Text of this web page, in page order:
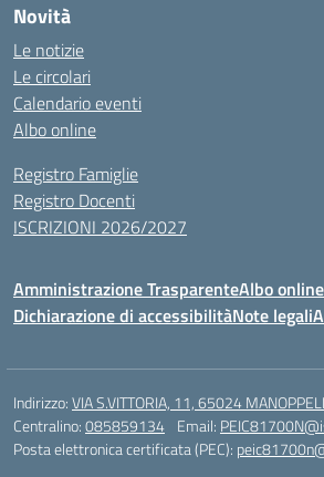
Novità
Le notizie
Le circolari
Calendario eventi
Albo online
Registro Famiglie
Registro Docenti
ISCRIZIONI 2026/2027
Amministrazione TrasparenteAlbo online
Dichiarazione di accessibilitàNote legali
Indirizzo:VIA S.VITTORIA, 11, 65024
Centralino:085859134 Email:
Posta elettronica certificata (PEC):